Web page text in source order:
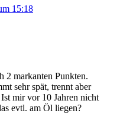
15:18
2 markanten Punkten.
sehr spät, trennt aber
mir vor 10 Jahren nicht
evtl. am Öl liegen?